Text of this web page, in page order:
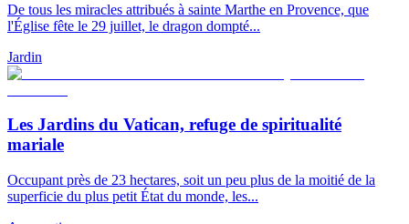
De tous les miracles attribués à sainte Marthe en Provence, que
l'Église fête le 29 juillet, le dragon dompté...
Jardin
Les Jardins du Vatican, refuge de spiritualité
mariale
Occupant près de 23 hectares, soit un peu plus de la moitié de la
superficie du plus petit État du monde, les...